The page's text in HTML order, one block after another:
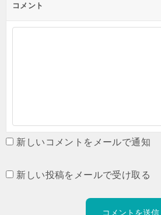
コメント
新しいコメントをメールで通知
新しい投稿をメールで受け取る